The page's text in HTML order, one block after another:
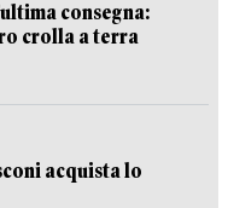
consegna:
crolla a terra
acquista lo